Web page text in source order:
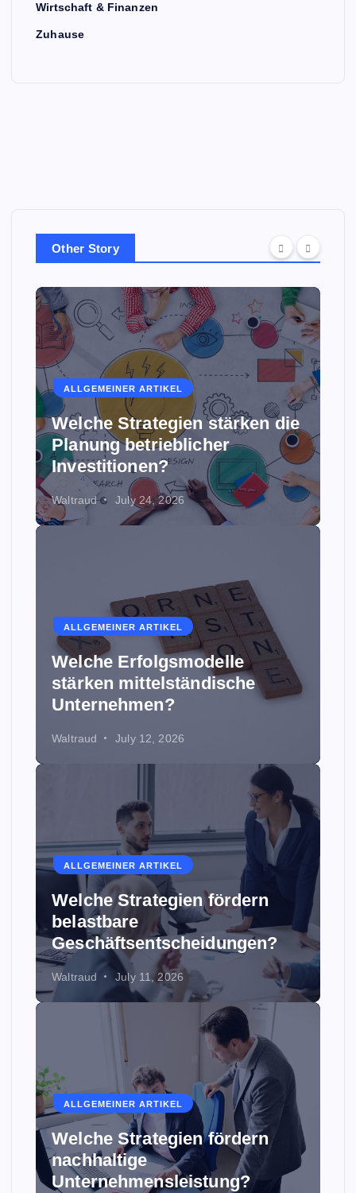
Wirtschaft & Finanzen
Zuhause
Other Story
ALLGEMEINER ARTIKEL
Welche Strategien stärken die
Planung betrieblicher
Investitionen?
Waltraud July 24, 2026
ALLGEMEINER ARTIKEL
Welche Erfolgsmodelle
stärken mittelständische
Unternehmen?
Waltraud July 12, 2026
ALLGEMEINER ARTIKEL
Welche Strategien fördern
belastbare
Geschäftsentscheidungen?
Waltraud July 11, 2026
ALLGEMEINER ARTIKEL
Welche Strategien fördern
nachhaltige
Unternehmensleistung?